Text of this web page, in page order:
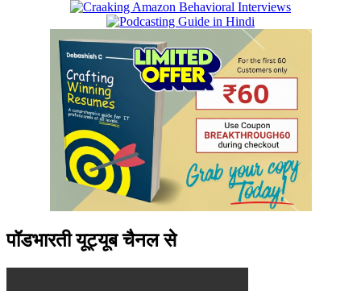
पॉडभारती यूट्यूब चैनल से